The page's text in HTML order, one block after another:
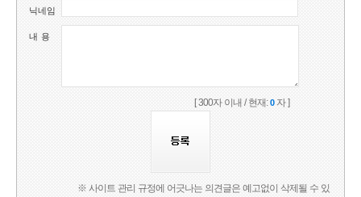
닉네임
내 용
[ 300자 이내 / 현재:0자 ]
※ 사이트 관리 규정에 어긋나는 의견글은 예고없이 삭제될 수 있